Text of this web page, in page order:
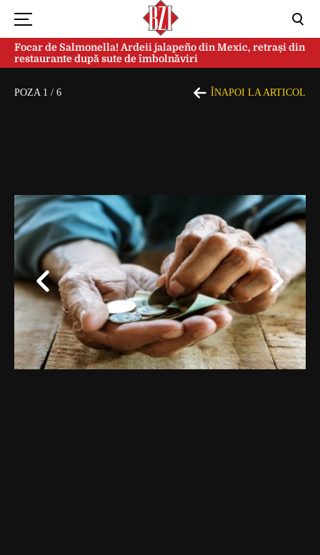
Focar de Salmonella! Ardeii jalapeño din Mexic, retrași din
restaurante după sute de îmbolnăviri
POZA 1 / 6 ÎNAPOI LA ARTICOL